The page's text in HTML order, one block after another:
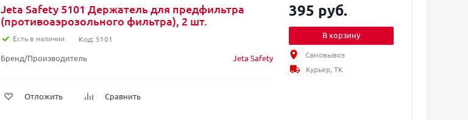
Jeta Safety 5101 Держатель для предфильтра
(противоаэрозольного фильтра), 2 шт.
Есть в наличии Код: 5101
Бренд/Производитель Jeta Safety
Отложить Сравнить
395 руб.
В корзину
Самовывоз
Курьер, ТК